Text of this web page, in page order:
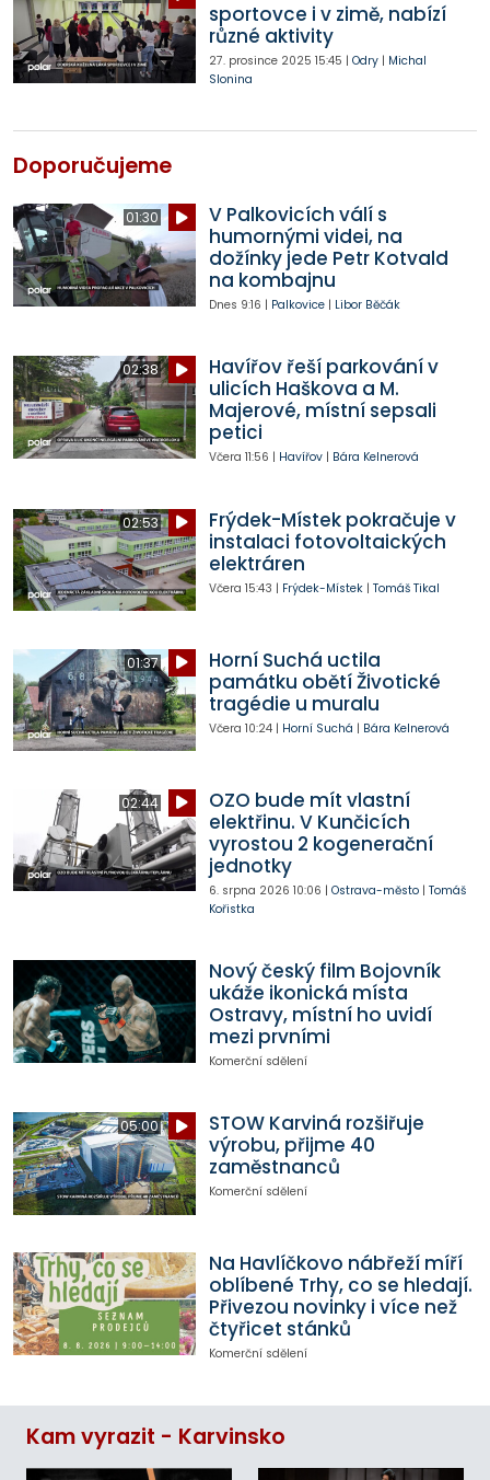
sportovce i v zimě, nabízí
různé aktivity
27. prosince 2025 15:45 | Odry| Michal
Slonina
Doporučujeme
01:30
V Palkovicích válí s
humornými videi, na
dožínky jede Petr Kotvald
na kombajnu
Dnes 9:16 | Palkovice| Libor Běčák
02:38
Havířov řeší parkování v
ulicích Haškova a M.
Majerové, místní sepsali
petici
Včera 11:56 | Havířov| Bára Kelnerová
02:53
Frýdek-Místek pokračuje v
instalaci fotovoltaických
elektráren
Včera 15:43 | Frýdek-Místek| Tomáš Tikal
01:37
Horní Suchá uctila
památku obětí Životické
tragédie u muralu
Včera 10:24| Horní Suchá | Bára Kelnerová
02:44
OZO bude mít vlastní
elektřinu. V Kunčicích
vyrostou 2 kogenerační
jednotky
6. srpna 2026 10:06 | Ostrava-město| Tomáš
Kořistka
Nový český film Bojovník
ukáže ikonická místa
Ostravy, místní ho uvidí
mezi prvními
Komerční sdělení
05:00
STOW Karviná rozšiřuje
výrobu, přijme 40
zaměstnanců
Komerční sdělení
Na Havlíčkovo nábřeží míří
oblíbené Trhy, co se hledají.
Přivezou novinky i více než
čtyřicet stánků
Komerční sdělení
Kam vyrazit - Karvinsko